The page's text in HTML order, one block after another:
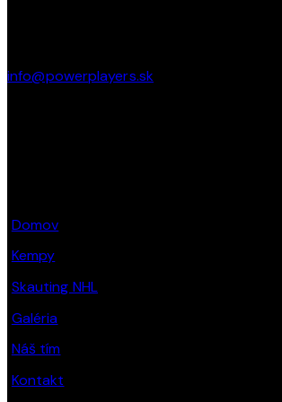
info@powerplayers.sk
Domov
Kempy
Skauting NHL
Galéria
Náš tím
Kontakt